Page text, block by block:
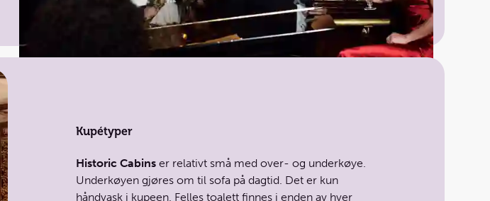
Kupétyper
Historic Cabins er relativt små med over- og underkøye.
Underkøyen gjøres om til sofa på dagtid. Det er kun
håndvask i kupeen. Felles toalett finnes i enden av hver